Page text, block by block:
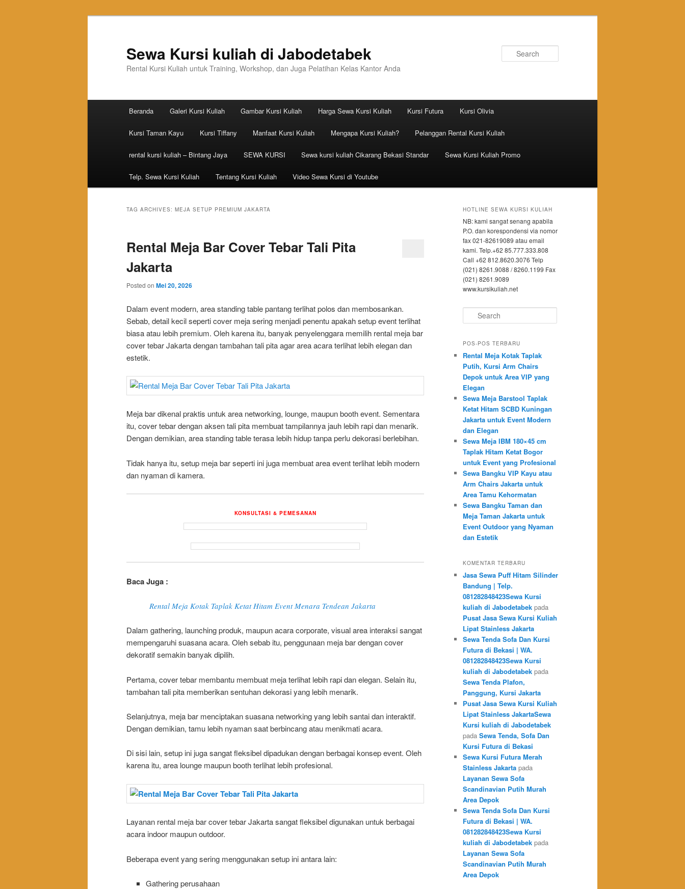
Sewa Kursi kuliah di Jabodetabek
Rental Kursi Kuliah untuk Training, Workshop, dan Juga Pelatihan Kelas Kantor Anda
Skip to primary content
Skip to secondary content
Beranda Galeri Kursi Kuliah Gambar Kursi Kuliah Harga Sewa Kursi Kuliah Kursi Futura Kursi Olivia
Kursi Taman Kayu Kursi Tiffany Manfaat Kursi Kuliah Mengapa Kursi Kuliah? Pelanggan Rental Kursi Kuliah
rental kursi kuliah – Bintang Jaya SEWA KURSI Sewa kursi kuliah Cikarang Bekasi Standar Sewa Kursi Kuliah Promo
Telp. Sewa Kursi Kuliah Tentang Kursi Kuliah Video Sewa Kursi di Youtube
TAG ARCHIVES: MEJA SETUP PREMIUM JAKARTA
Rental Meja Bar Cover Tebar Tali Pita
Jakarta
Posted on Mei 20, 2026
Dalam event modern, area standing table pantang terlihat polos dan membosankan.
Sebab, detail kecil seperti cover meja sering menjadi penentu apakah setup event terlihat
biasa atau lebih premium. Oleh karena itu, banyak penyelenggara memilih rental meja bar
cover tebar Jakarta dengan tambahan tali pita agar area acara terlihat lebih elegan dan
estetik.
Meja bar dikenal praktis untuk area networking, lounge, maupun booth event. Sementara
itu, cover tebar dengan aksen tali pita membuat tampilannya jauh lebih rapi dan menarik.
Dengan demikian, area standing table terasa lebih hidup tanpa perlu dekorasi berlebihan.
Tidak hanya itu, setup meja bar seperti ini juga membuat area event terlihat lebih modern
dan nyaman di kamera.
KONSULTASI & PEMESANAN
Baca Juga :
Rental Meja Kotak Taplak Ketat Hitam Event Menara Tendean Jakarta
Dalam gathering, launching produk, maupun acara corporate, visual area interaksi sangat
mempengaruhi suasana acara. Oleh sebab itu, penggunaan meja bar dengan cover
dekoratif semakin banyak dipilih.
Pertama, cover tebar membantu membuat meja terlihat lebih rapi dan elegan. Selain itu,
tambahan tali pita memberikan sentuhan dekorasi yang lebih menarik.
Selanjutnya, meja bar menciptakan suasana networking yang lebih santai dan interaktif.
Dengan demikian, tamu lebih nyaman saat berbincang atau menikmati acara.
Di sisi lain, setup ini juga sangat fleksibel dipadukan dengan berbagai konsep event. Oleh
karena itu, area lounge maupun booth terlihat lebih profesional.
Layanan rental meja bar cover tebar Jakarta sangat fleksibel digunakan untuk berbagai
acara indoor maupun outdoor.
Beberapa event yang sering menggunakan setup ini antara lain:
Gathering perusahaan
HOTLINE SEWA KURSI KULIAH
NB: kami sangat senang apabila
P.O. dan korespondensi via nomor
fax 021-82619089 atau email
kami. Telp.+62 85.777.333.808
Call +62 812.8620.3076 Telp
(021) 8261.9088 / 8260.1199 Fax
(021) 8261.9089
www.kursikuliah.net
Search
POS-POS TERBARU
Rental Meja Kotak Taplak
Putih, Kursi Arm Chairs
Depok untuk Area VIP yang
Elegan
Sewa Meja Barstool Taplak
Ketat Hitam SCBD Kuningan
Jakarta untuk Event Modern
dan Elegan
Sewa Meja IBM 180×45 cm
Taplak Hitam Ketat Bogor
untuk Event yang Profesional
Sewa Bangku VIP Kayu atau
Arm Chairs Jakarta untuk
Area Tamu Kehormatan
Sewa Bangku Taman dan
Meja Taman Jakarta untuk
Event Outdoor yang Nyaman
dan Estetik
KOMENTAR TERBARU
Jasa Sewa Puff Hitam Silinder
Bandung | Telp.
081282848423Sewa Kursi
kuliah di Jabodetabek pada
Pusat Jasa Sewa Kursi Kuliah
Lipat Stainless Jakarta
Sewa Tenda Sofa Dan Kursi
Futura di Bekasi | WA.
081282848423Sewa Kursi
kuliah di Jabodetabek pada
Sewa Tenda Plafon,
Panggung, Kursi Jakarta
Pusat Jasa Sewa Kursi Kuliah
Lipat Stainless JakartaSewa
Kursi kuliah di Jabodetabek
pada Sewa Tenda, Sofa Dan
Kursi Futura di Bekasi
Sewa Kursi Futura Merah
Stainless Jakarta pada
Layanan Sewa Sofa
Scandinavian Putih Murah
Area Depok
Sewa Tenda Sofa Dan Kursi
Futura di Bekasi | WA.
081282848423Sewa Kursi
kuliah di Jabodetabek pada
Layanan Sewa Sofa
Scandinavian Putih Murah
Area Depok